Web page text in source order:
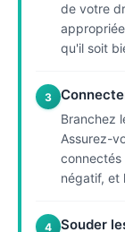
de votre
qu'il soit
3
Branchez
Assurez-
connectés
négatif, et
4 Souder